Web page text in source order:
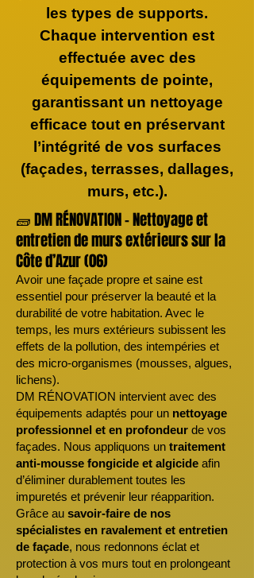
les types de supports.
Chaque intervention est
effectuée avec des
équipements de pointe,
garantissant un nettoyage
efficace tout en préservant
l’intégrité de vos surfaces
(façades, terrasses, dallages,
murs, etc.).
🧱 DM RÉNOVATION – Nettoyage et
entretien de murs extérieurs sur la
Côte d’Azur (06)
Avoir une façade propre et saine est
essentiel pour préserver la beauté et la
durabilité de votre habitation. Avec le
temps, les murs extérieurs subissent les
effets de la pollution, des intempéries et
des micro-organismes (mousses, algues,
lichens).
DM RÉNOVATION intervient avec des
équipements adaptés pour un nettoyage
professionnel et en profondeur de vos
façades. Nous appliquons un traitement
anti-mousse fongicide et algicide afin
d’éliminer durablement toutes les
impuretés et prévenir leur réapparition.
Grâce au savoir-faire de nos
spécialistes en ravalement et entretien
de façade, nous redonnons éclat et
protection à vos murs tout en prolongeant